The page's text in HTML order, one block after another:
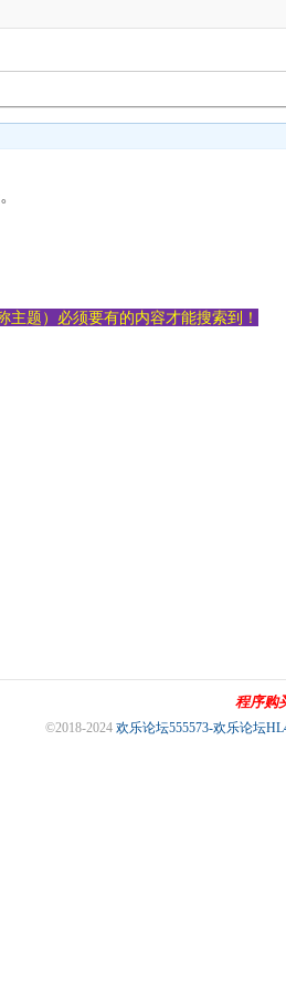
题）必须要有的内容才能搜索到！
程序购
©2018-2024 欢乐论坛555573-欢乐论坛